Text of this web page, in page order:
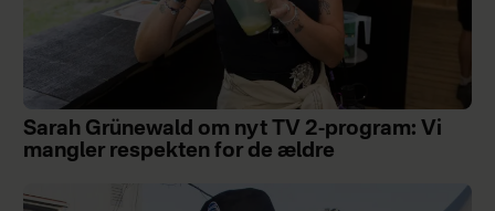
Sarah Grünewald om nyt TV 2-program: Vi
mangler respekten for de ældre